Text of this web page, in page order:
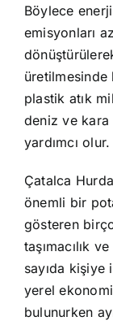
Böylece
emisyonları
üretilmesinde
plastik atık
deniz ve kara
yardımcı olur.
Çatalca
önemli bir
gösteren
taşımacılık
sayıda kişiye
yerel
bulunurken